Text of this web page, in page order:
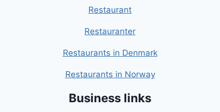
Restaurant
Restauranter
Restaurants in Denmark
Restaurants in Norway
Business links